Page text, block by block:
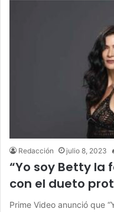
Redacción julio 8, 2023
“Yo soy Betty la
con el dueto
Prime Video anunció que